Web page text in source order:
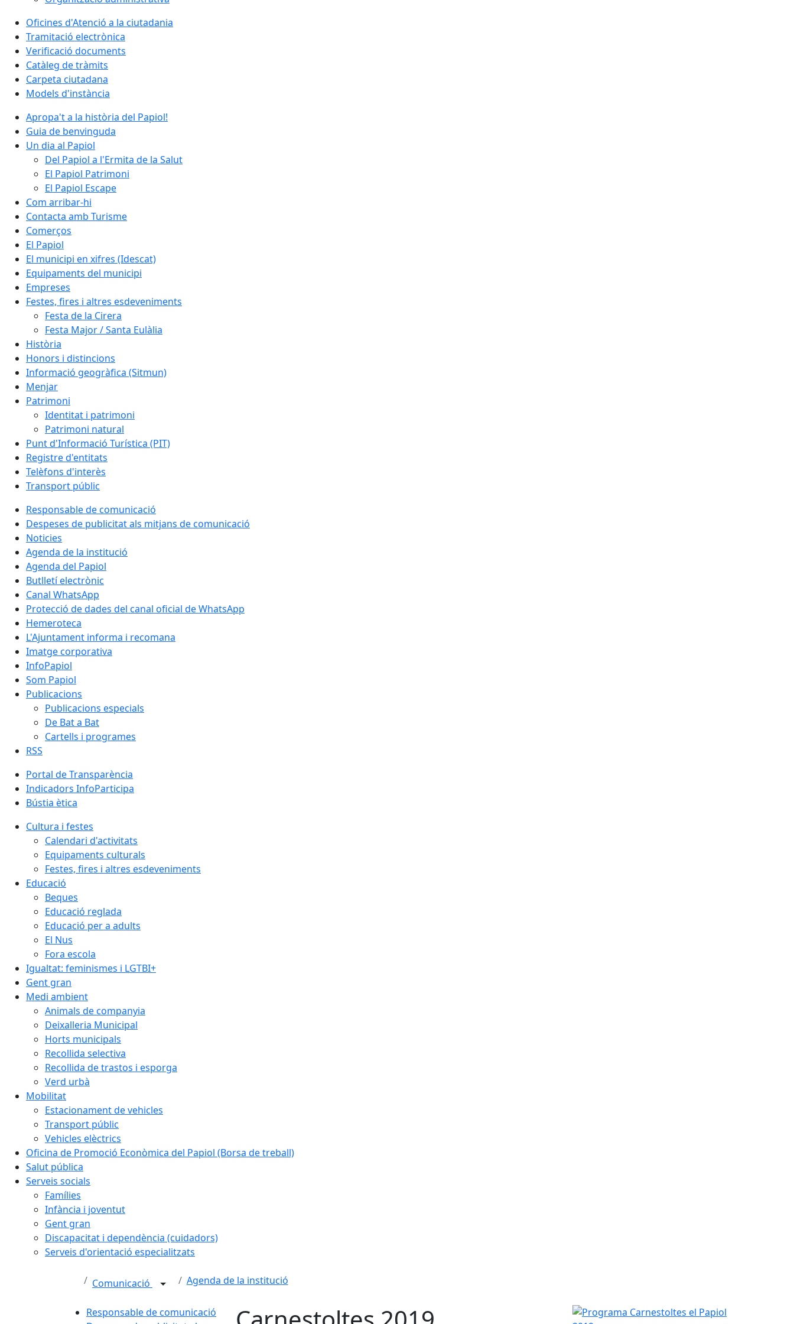
Oficines d'Atenció a la ciutadania
Tramitació electrònica
Verificació documents
Catàleg de tràmits
Carpeta ciutadana
Models d'instància
Apropa't a la història del Papiol!
Guia de benvinguda
Un dia al Papiol
Del Papiol a l'Ermita de la Salut
El Papiol Patrimoni
El Papiol Escape
Com arribar-hi
Contacta amb Turisme
Comerços
El Papiol
El municipi en xifres (Idescat)
Equipaments del municipi
Empreses
Festes, fires i altres esdeveniments
Festa de la Cirera
Festa Major / Santa Eulàlia
Història
Honors i distincions
Informació geogràfica (Sitmun)
Menjar
Patrimoni
Identitat i patrimoni
Patrimoni natural
Punt d'Informació Turística (PIT)
Registre d'entitats
Telèfons d'interès
Transport públic
Responsable de comunicació
Despeses de publicitat als mitjans de comunicació
Noticies
Agenda de la institució
Agenda del Papiol
Butlletí electrònic
Canal WhatsApp
Protecció de dades del canal oficial de WhatsApp
Hemeroteca
L'Ajuntament informa i recomana
Imatge corporativa
InfoPapiol
Som Papiol
Publicacions
Publicacions especials
De Bat a Bat
Cartells i programes
RSS
Portal de Transparència
Indicadors InfoParticipa
Bústia ètica
Cultura i festes
Calendari d'activitats
Equipaments culturals
Festes, fires i altres esdeveniments
Educació
Beques
Educació reglada
Educació per a adults
El Nus
Fora escola
Igualtat: feminismes i LGTBI+
Gent gran
Medi ambient
Animals de companyia
Deixalleria Municipal
Horts municipals
Recollida selectiva
Recollida de trastos i esporga
Verd urbà
Mobilitat
Estacionament de vehicles
Transport públic
Vehicles elèctrics
Oficina de Promoció Econòmica del Papiol (Borsa de treball)
Salut pública
Serveis socials
Famílies
Infància i joventut
Gent gran
Discapacitat i dependència (cuidadors)
Serveis d'orientació especialitzats
Comunicació Agenda de la institució
Responsable de comunicació
Programa Carnestoltes el Papiol 2019